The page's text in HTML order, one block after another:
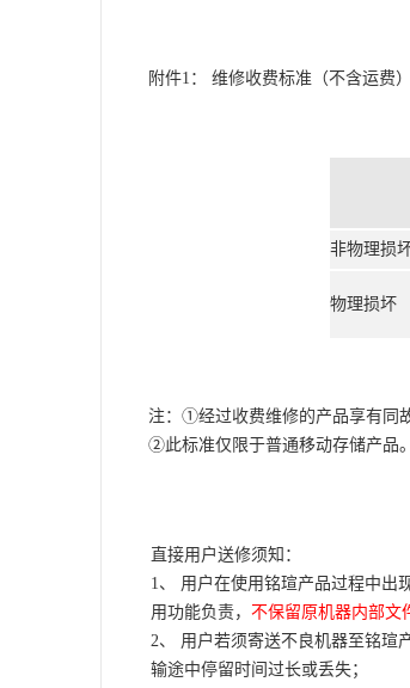
附件1： 维修收费标准（不含运费）
非物理损
物理损坏
注：①经过收费维修的产品享有同
②此标准仅限于普通移动存储产品。
直接用户送修须知：
1、 用户在使用铭瑄产品过程中出
用功能负责， 不保留原机器内部文
2、 用户若须寄送不良机器至铭瑄
输途中停留时间过长或丢失；